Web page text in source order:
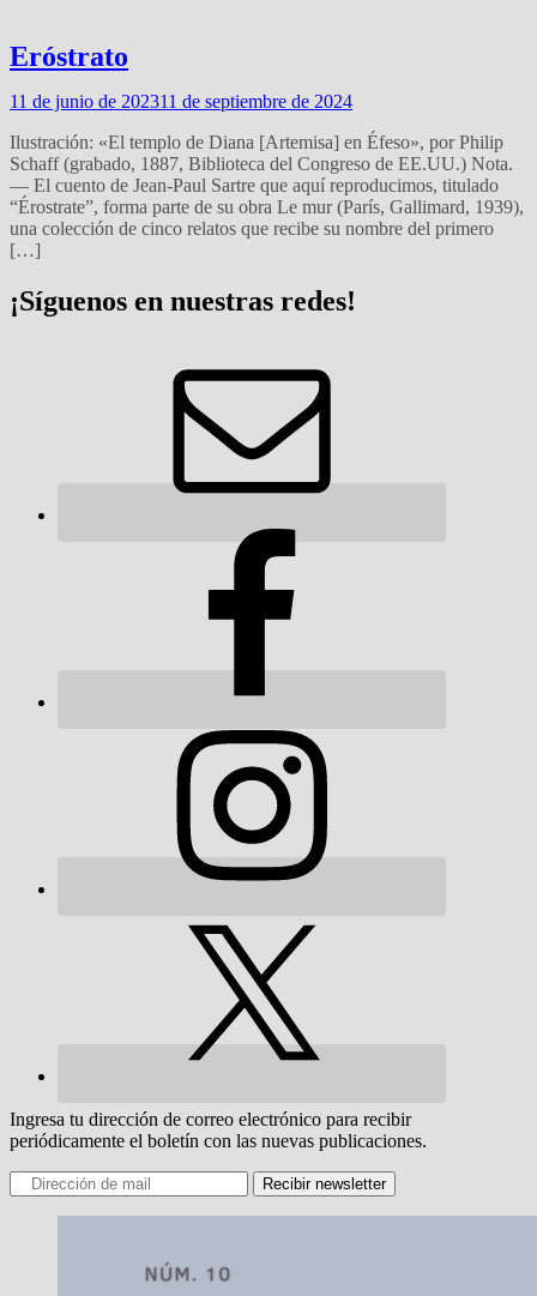
Eróstrato
11 de junio de 202311 de septiembre de 2024
Ilustración: «El templo de Diana [Artemisa] en Éfeso», por Philip
Schaff (grabado, 1887, Biblioteca del Congreso de EE.UU.) Nota.
— El cuento de Jean-Paul Sartre que aquí reproducimos, titulado
“Érostrate”, forma parte de su obra Le mur (París, Gallimard, 1939),
una colección de cinco relatos que recibe su nombre del primero
[…]
¡Síguenos en nuestras redes!
Ingresa tu dirección de correo electrónico para recibir
periódicamente el boletín con las nuevas publicaciones.
Recibir newsletter